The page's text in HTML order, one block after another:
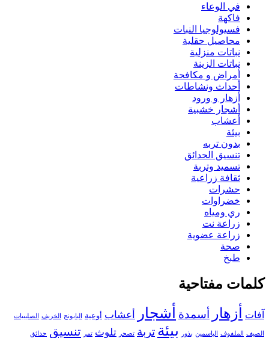
في الوعاء
فاكهة
فسيولوجيا النبات
محاصيل حقلية
نباتات منزلية
نباتات الزينة
أمراض و مكافحة
أحداث ونشاطات
أزهار و ورود
أشجار خشبية
أعشاب
بيئة
بدون تربه
تنسيق الحدائق
تسميد وتربة
ثقافة زراعية
حشرات
خضراوات
ري ومياه
زراعة نت
زراعة عضوية
صحة
طبخ
كلمات مفتاحية
آفات أزهار أسمدة أشجار أعشاب أوعية البابونج الخريف الصليبيات
الصيف الملفوف الياسمين بذور بيئة تربة تصحر تلوث تمر تنسيق حدائق